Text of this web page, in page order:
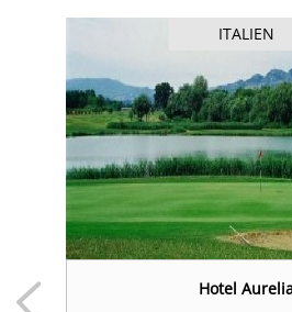
ITALIEN
Hotel